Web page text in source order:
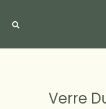
Verre